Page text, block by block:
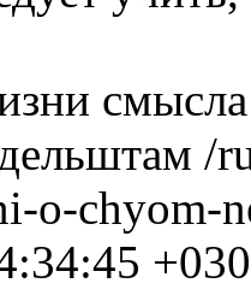
смысла
/
o-chyom-